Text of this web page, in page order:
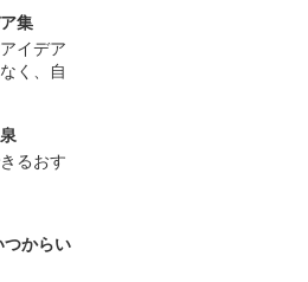
集
イデア
く、自
るおす
からい